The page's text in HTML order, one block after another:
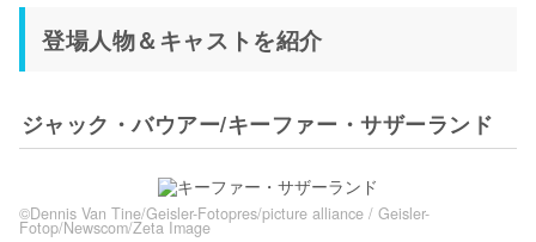
登場人物＆キャストを紹介
ジャック・バウアー/キーファー・サザーランド
©Dennis Van Tine/Geisler-Fotopres/picture alliance / Geisler-
Fotop/Newscom/Zeta Image